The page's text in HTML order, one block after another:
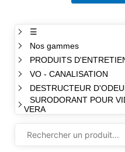
☰
Nos gammes
PRODUITS
VO - CANALISATION
DESTRUCTEUR
SURODORANT POUR
VERA